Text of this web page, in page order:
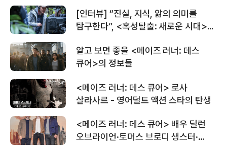
영상
＜메이즈 러너: 데스 큐어＞내한 영상
＜메이즈 러너: 데스 큐어＞러너들의
[인터뷰] “진실, 지식, 앎의 의미를
탐구한다”, <혹성탈출: 새로운 시대>
알고 보면 좋을 <메이즈 러너: 데스
큐어>의 정보들
<메이즈 러너: 데스 큐어> 로사
살라사르 - 영어덜트 액션 스타의 탄생
<메이즈 러너: 데스 큐어> 배우 딜런
오브라이언·토머스 브로디 생스터·